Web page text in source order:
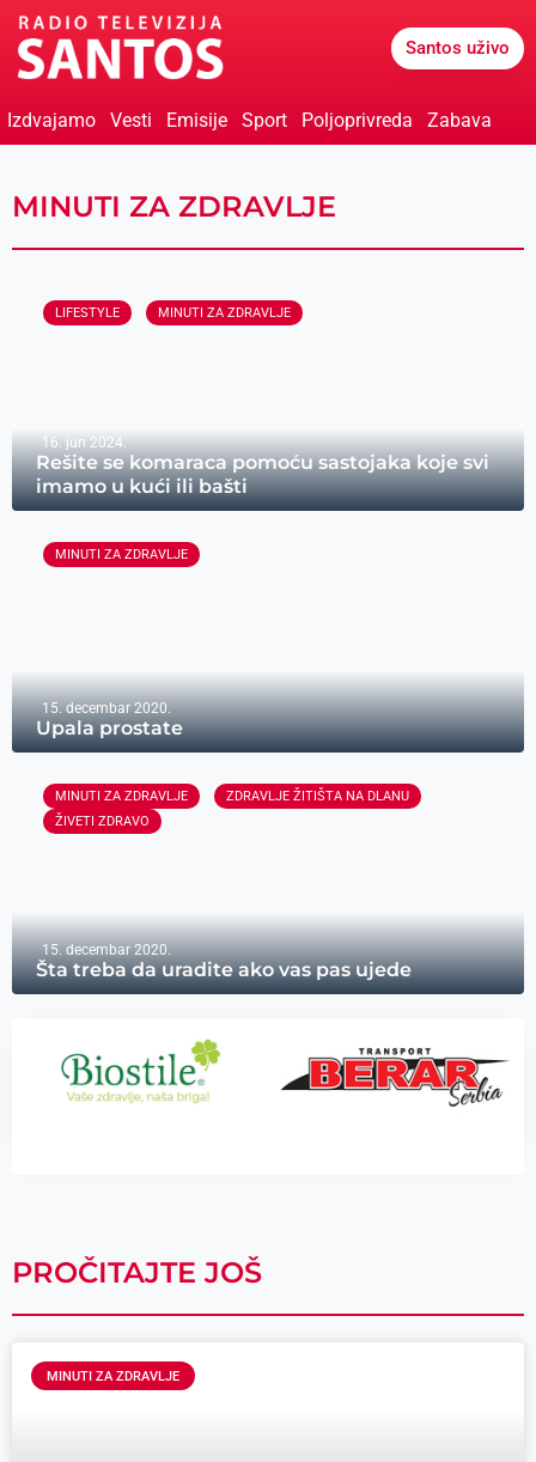
Santos uživo
Izdvajamo Vesti Emisije Sport Poljoprivreda Zabava
MINUTI ZA ZDRAVLJE
LIFESTYLE MINUTI ZA ZDRAVLJE
16. jun 2024.
Rešite se komaraca pomoću sastojaka koje svi
imamo u kući ili bašti
MINUTI ZA ZDRAVLJE
15. decembar 2020.
Upala prostate
MINUTI ZA ZDRAVLJE
ZDRAVLJE ŽITIŠTA NA DLANU
ŽIVETI ZDRAVO
15. decembar 2020.
Šta treba da uradite ako vas pas ujede
PROČITAJTE JOŠ
MINUTI ZA ZDRAVLJE